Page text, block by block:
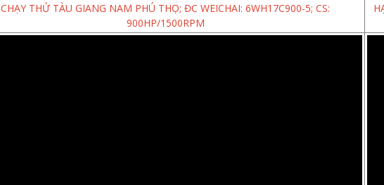
CHẠY THỬ TÀU GIANG NAM PHÚ THỌ; ĐC WEICHAI: 6WH17C900-5; CS:
900HP/1500RPM